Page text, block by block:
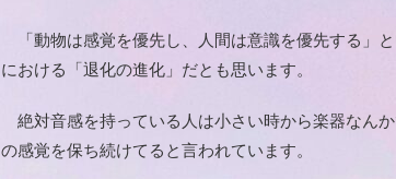
「動物は感覚を優先し、人間は意識を優先する」
における「退化の進化」だとも思います。
絶対音感を持っている人は小さい時から楽器なん
の感覚を保ち続けてると言われています。